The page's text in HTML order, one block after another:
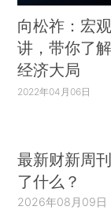
向松祚：宏
讲，带你了
经济大局
2022年04月06日
最新财新周
了什么？
2026年08月09日